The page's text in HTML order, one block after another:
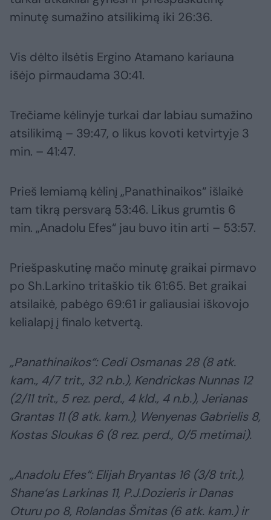
minutę sumažino atsilikimą iki 26:36.
Vis dėlto ilsėtis Ergino Atamano kariauna
išėjo pirmaudama 30:41.
Trečiame kėlinyje turkai dar labiau sumažino
atsilikimą – 39:47, o likus kovoti ketvirtyje 3
min. – 41:47.
Prieš lemiamą kėlinį „Panathinaikos“ išlaikė
tam tikrą persvarą 53:46. Likus grumtis 6
min. „Anadolu Efes“ jau buvo itin arti – 53:57.
Priešpaskutinę mačo minutę graikai pirmavo
po Sh.Larkino tritaškio tik 61:65. Bet graikai
atsilaikė, pabėgo 69:61 ir galiausiai iškovojo
kelialapį į finalo ketvertą.
„Panathinaikos“: Cedi Osmanas 28 (8 atk.
kam., 4/7 trit., 32 n.b.), Kendrickas Nunnas 12
(2/11 trit., 5 rez. perd., 4 kld., 4 n.b.), Jerianas
Grantas 11 (8 atk. kam.), Wenyenas Gabrielis 8,
Kostas Sloukas 6 (8 rez. perd., 0/5 metimai).
„Anadolu Efes“: Elijah Bryantas 16 (3/8 trit.),
Shane‘as Larkinas 11, P.J.Dozieris ir Danas
Oturu po 8, Rolandas Šmitas (6 atk. kam.) ir